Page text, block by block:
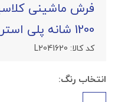
1200 شانه پلی استر فیلامنت فرهی
کد کالا: L2041620
انتخاب رنگ: